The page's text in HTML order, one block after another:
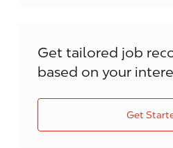
Get tailored job
based on your
Get